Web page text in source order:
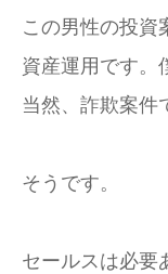
この男性の投資
資産運用です。
当然、詐欺案件
そうです。
セールスは必要